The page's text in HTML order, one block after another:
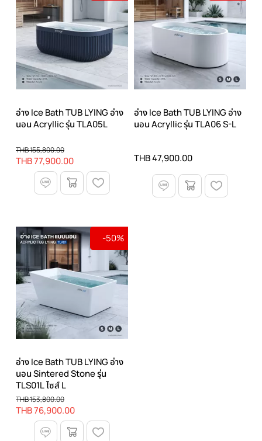
อ่าง Ice Bath TUB LYING อ่าง
นอน Acryllic รุ่น TLA05L
THB 77,900.00
THB 155,800.00
อ่าง Ice Bath TUB LYING อ่าง
นอน Acryllic รุ่น TLA06 S-L
THB 47,900.00
-50%
อ่าง Ice Bath TUB LYING อ่าง
นอน Sintered Stone รุ่น
TLS01L ไซส์ L
THB 76,900.00
THB 153,800.00